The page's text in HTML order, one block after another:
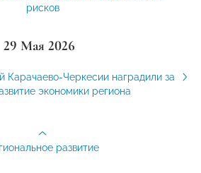
рисков
29 Мая 2026
Карачаево-Черкесии наградили за
экономики региона
развитие